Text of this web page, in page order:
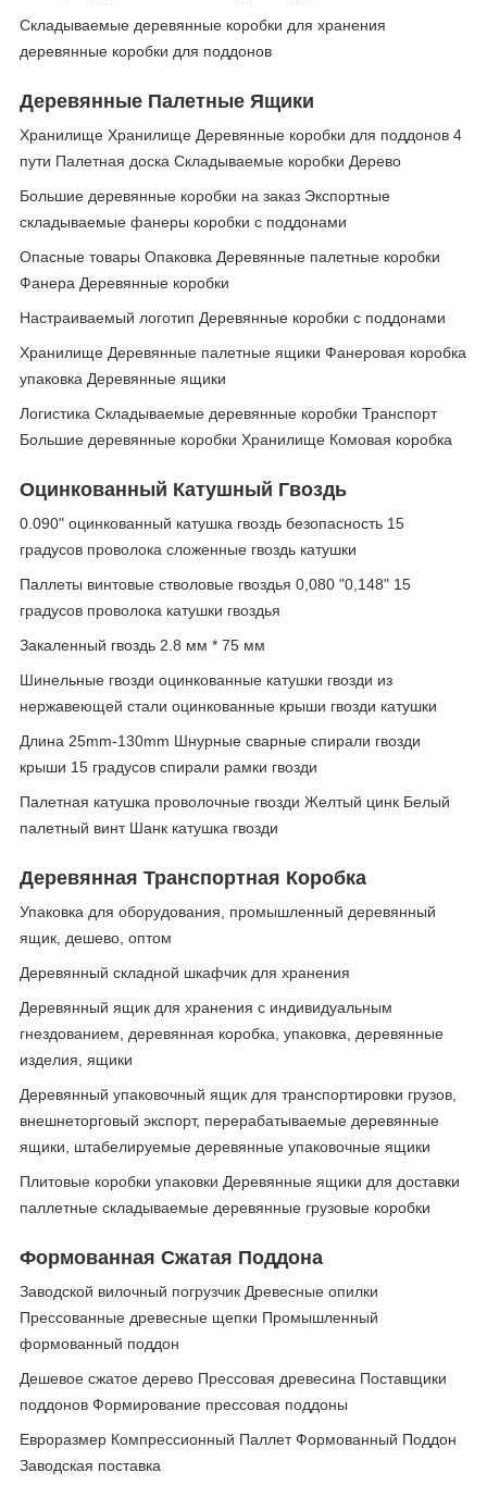
Складываемые деревянные коробки для хранения
деревянные коробки для поддонов
Деревянные Палетные Ящики
Хранилище Хранилище Деревянные коробки для поддонов 4
пути Палетная доска Складываемые коробки Дерево
Большие деревянные коробки на заказ Экспортные
складываемые фанеры коробки с поддонами
Опасные товары Опаковка Деревянные палетные коробки
Фанера Деревянные коробки
Настраиваемый логотип Деревянные коробки с поддонами
Хранилище Деревянные палетные ящики Фанеровая коробка
упаковка Деревянные ящики
Логистика Складываемые деревянные коробки Транспорт
Большие деревянные коробки Хранилище Комовая коробка
Оцинкованный Катушный Гвоздь
0.090" оцинкованный катушка гвоздь безопасность 15
градусов проволока сложенные гвоздь катушки
Паллеты винтовые стволовые гвоздья 0,080 "0,148" 15
градусов проволока катушки гвоздья
Закаленный гвоздь 2.8 мм * 75 мм
Шинельные гвозди оцинкованные катушки гвозди из
нержавеющей стали оцинкованные крыши гвозди катушки
Длина 25mm-130mm Шнурные сварные спирали гвозди
крыши 15 градусов спирали рамки гвозди
Палетная катушка проволочные гвозди Желтый цинк Белый
палетный винт Шанк катушка гвозди
Деревянная Транспортная Коробка
Упаковка для оборудования, промышленный деревянный
ящик, дешево, оптом
Деревянный складной шкафчик для хранения
Деревянный ящик для хранения с индивидуальным
гнездованием, деревянная коробка, упаковка, деревянные
изделия, ящики
Деревянный упаковочный ящик для транспортировки грузов,
внешнеторговый экспорт, перерабатываемые деревянные
ящики, штабелируемые деревянные упаковочные ящики
Плитовые коробки упаковки Деревянные ящики для доставки
паллетные складываемые деревянные грузовые коробки
Формованная Сжатая Поддона
Заводской вилочный погрузчик Древесные опилки
Прессованные древесные щепки Промышленный
формованный поддон
Дешевое сжатое дерево Прессовая древесина Поставщики
поддонов Формирование прессовая поддоны
Евроразмер Компрессионный Паллет Формованный Поддон
Заводская поставка